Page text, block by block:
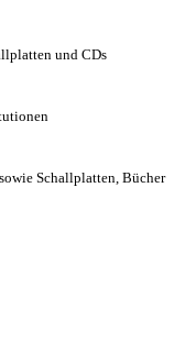
und CDs
Schallplatten, Bücher